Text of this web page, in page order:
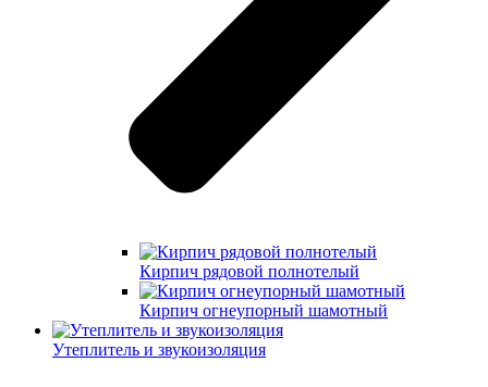
Кирпич рядовой полнотелый
Кирпич огнеупорный шамотный
Утеплитель и звукоизоляция